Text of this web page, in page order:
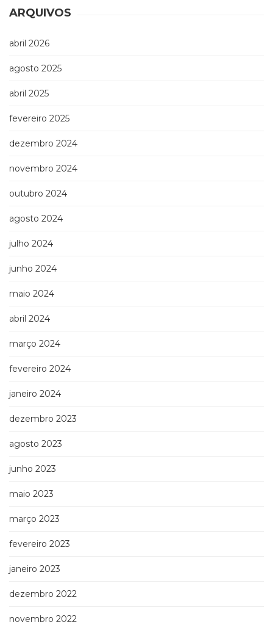
Psicoterapia
(799)
Propaganda
Marketing
Puericultura
(23)
(8)
Públicas
Comunicação
(31)
Espiritualidade,
(63)
Saúde
Sem
(0)
(22)
africanos
Terapia
(21)
Treinamento
RH
Turismo
Vida
(32)
ARQUIVOS
abril 2026
agosto 2025
abril 2025
fevereiro 2025
dezembro 2024
novembro 2024
outubro 2024
agosto 2024
julho 2024
junho 2024
maio 2024
abril 2024
março 2024
fevereiro 2024
janeiro 2024
dezembro 2023
agosto 2023
junho 2023
maio 2023
março 2023
fevereiro 2023
janeiro 2023
dezembro 2022
novembro 2022